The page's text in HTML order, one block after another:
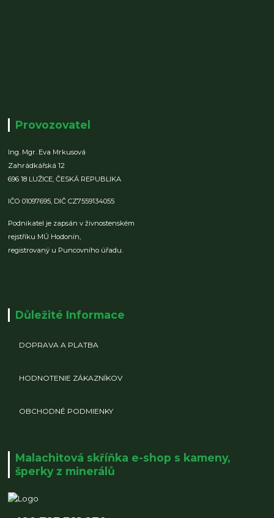
Provozovatel
Ing. Mgr. Eva Mrkusová
Zahrádkářská 12
696 18 LUŽICE,ČESKÁ REPUBLIKA
IČO 01097695, DIČ CZ7559134055
Podnikatel je zapsán v živnostenském
rejstříku MÚ Hodonín,
registrovaný u Puncovního úřadu.
Důležité Informace
DOPRAVA A PLATBA
HODNOTENIE ZÁKAZNÍKOV
OBCHODNÉ PODMIENKY
Malachitová skříňka e-shop s kameny,
šperky z minerálů